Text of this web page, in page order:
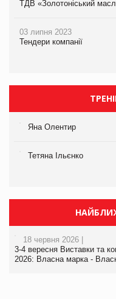
ТДВ «Золотоніський
03 липня 2023
Тендери компанії
Яна Олентир
Тетяна Ільєнко
18 червня 2026 |
3-4 вересня Виставки та
2026: Власна марка -